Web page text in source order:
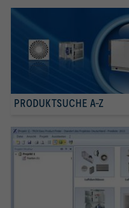
PRODUKTSUCHE A-Z